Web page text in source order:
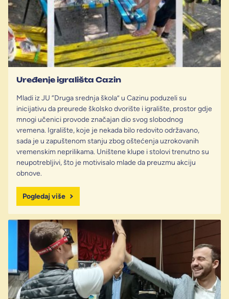
Uređenje igrališta Cazin
Mladi iz JU “Druga srednja škola” u Cazinu poduzeli su
inicijativu da preurede školsko dvorište i igralište, prostor gdje
mnogi učenici provode značajan dio svog slobodnog
vremena. Igralište, koje je nekada bilo redovito održavano,
sada je u zapuštenom stanju zbog oštećenja uzrokovanih
vremenskim neprilikama. Uništene klupe i stolovi trenutno su
neupotrebljivi, što je motivisalo mlade da preuzmu akciju
obnove.
Pogledaj više